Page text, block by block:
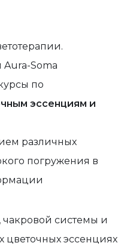
Aura-Soma
по
эссенциям и
различных
погружения в
чакровой системы и
цветочных эссенциях